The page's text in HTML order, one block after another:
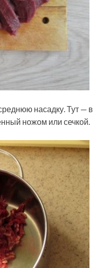
насадку. Тут — в
ножом или сечкой.